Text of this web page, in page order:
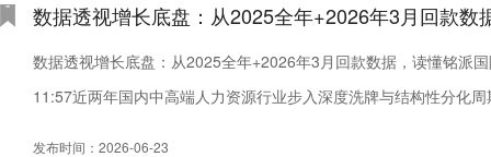
数据透视增长底盘：从2025全年+2026年3月回款数
数据透视增长底盘：从2025全年+2026年3月回款数据，读懂铭派
11:57近两年国内中高端人力资源行业步入深度洗牌与结构性分化
发布时间：2026-06-23